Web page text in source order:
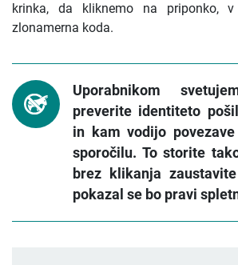
krinka, da kliknemo na priponko,
zlonamerna koda.
Uporabnikom
preverite identiteto
in kam vodijo
sporočilu. To storite
brez klikanja
pokazal se bo pravi